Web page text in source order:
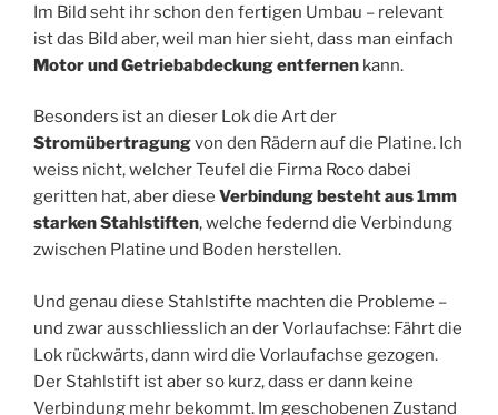
Im Bild seht ihr schon den fertigen Umbau – relevant
ist das Bild aber, weil man hier sieht, dass man einfach
Motor und Getriebabdeckung entfernen kann.
Besonders ist an dieser Lok die Art der
Stromübertragungvon den Rädern auf die Platine. Ich
weiss nicht, welcher Teufel die Firma Roco dabei
geritten hat, aber diese Verbindung besteht aus 1mm
starken Stahlstiften, welche federnd die Verbindung
zwischen Platine und Boden herstellen.
Und genau diese Stahlstifte machten die Probleme –
und zwar ausschliesslich an der Vorlaufachse: Fährt die
Lok rückwärts, dann wird die Vorlaufachse gezogen.
Der Stahlstift ist aber so kurz, dass er dann keine
Verbindung mehr bekommt. Im geschobenen Zustand